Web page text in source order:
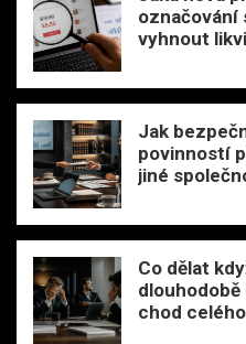
označování
vyhnout
Jak
povinností
jiné
Co dělat
chod